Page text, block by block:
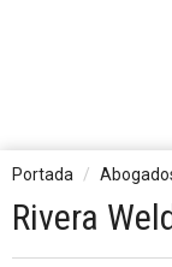
Portada
Rivera